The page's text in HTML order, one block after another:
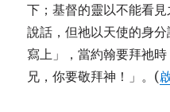
下；基督的靈以不能看
說話，但祂以天使的身
寫上」，當約翰要拜祂
兄，你要敬拜神！」。(